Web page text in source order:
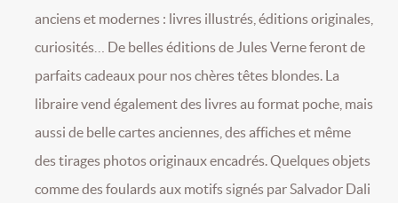
anciens et modernes : livres illustrés, éditions originales,
curiosités… De belles éditions de Jules Verne feront de
parfaits cadeaux pour nos chères têtes blondes. La
libraire vend également des livres au format poche, mais
aussi de belle cartes anciennes, des affiches et même
des tirages photos originaux encadrés. Quelques objets
comme des foulards aux motifs signés par Salvador Dali